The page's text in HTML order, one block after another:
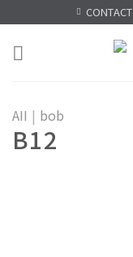
to
content
CONTACT
AII | bob
B12